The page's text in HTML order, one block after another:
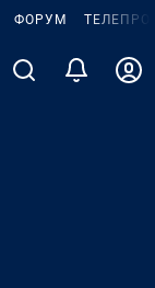
ФОРУМ